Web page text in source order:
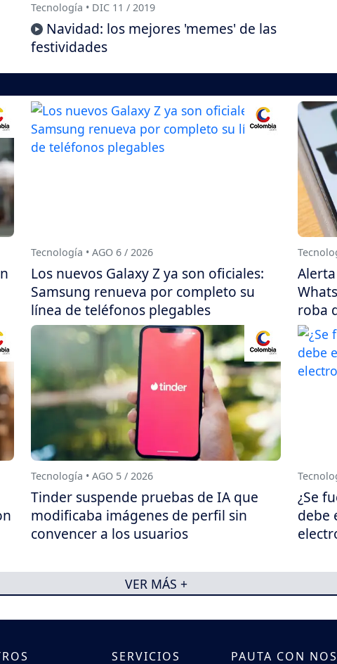
Tecnología • DIC 11 / 2019
Navidad: los mejores 'memes' de las
festividades
Tecnología • AGO 6 / 2026
Los nuevos Galaxy Z ya son oficiales:
Samsung renueva por completo su
línea de teléfonos plegables
roba
Tecnología • AGO 5 / 2026
Tinder suspende pruebas de IA que
modificaba imágenes de perfil sin
convencer a los usuarios
¿Se
debe
VER MÁS +
SERVICIOS PAUTA CON